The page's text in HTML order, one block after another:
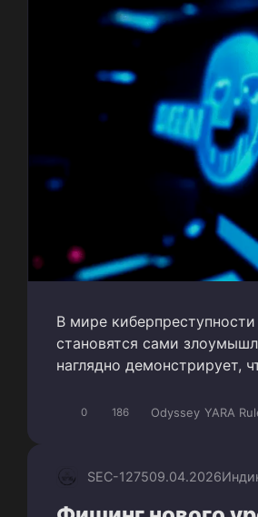
В мире
становятся сами
наглядно демонстрирует,
0 186 Odyssey YARA
SEC-127509.04.2026